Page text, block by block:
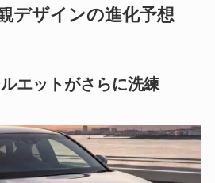
デザインの進化予想
エットがさらに洗練